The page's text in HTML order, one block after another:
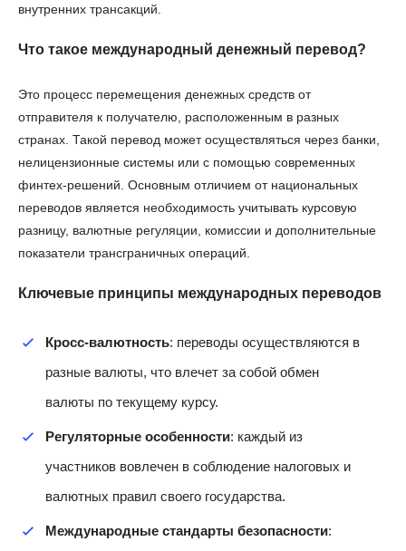
внутренних трансакций.
Что такое международный денежный перевод?
Это процесс перемещения денежных средств от
отправителя к получателю, расположенным в разных
странах. Такой перевод может осуществляться через банки,
нелицензионные системы или с помощью современных
финтех-решений. Основным отличием от национальных
переводов является необходимость учитывать курсовую
разницу, валютные регуляции, комиссии и дополнительные
показатели трансграничных операций.
Ключевые принципы международных переводов
Кросс-валютность: переводы осуществляются в
разные валюты, что влечет за собой обмен
валюты по текущему курсу.
Регуляторные особенности: каждый из
участников вовлечен в соблюдение налоговых и
валютных правил своего государства.
Международные стандарты безопасности: